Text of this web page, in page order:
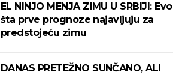
EL NINJO MENJA ZIMU U SRBIJI: Evo
šta prve prognoze najavljuju za
predstojeću zimu
DANAS PRETEŽNO SUNČANO, ALI